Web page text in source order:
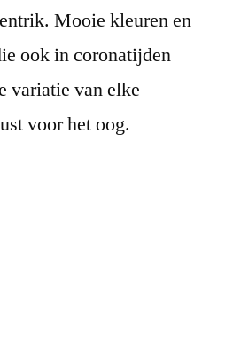
Mooie kleuren en
ook in coronatijden
variatie van elke
voor het oog.